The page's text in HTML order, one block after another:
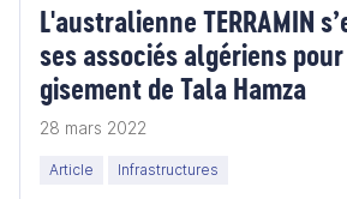
L'australienne TERRAMIN
ses associés algériens
gisement de Tala Hamza
28 mars 2022
Article Infrastructures